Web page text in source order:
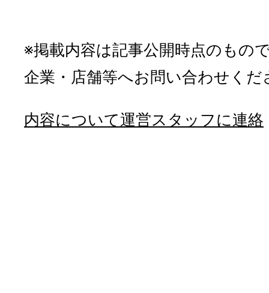
※掲載内容は記事公開時点のもの
企業・店舗等へお問い合わせくだ
内容について運営スタッフに連絡